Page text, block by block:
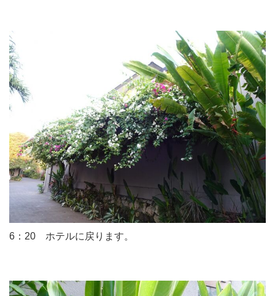
6：20 ホテルに戻ります。